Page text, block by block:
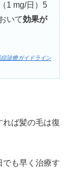
1 mg/日）5
いて効果が
診療ガイドライン
ば髪の毛は復
でも早く治療す